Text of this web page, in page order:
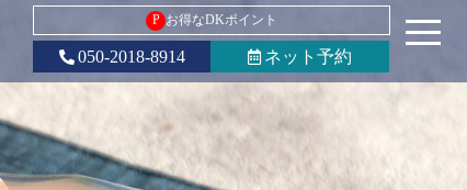
P お得なDKポイント
050-2018-8914 ネット予約